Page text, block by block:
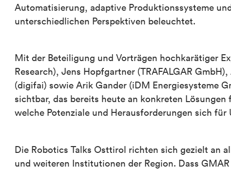
Automatisierung, adaptive Produktionssysteme
unterschiedlichen Perspektiven beleuchtet.
Mit der Beteiligung und Vorträgen hochkarätiger
Research), Jens Hopfgartner (TRAFALGAR
(digifai) sowie Arik Gander (iDM Energiesysteme
sichtbar, das bereits heute an konkreten
welche Potenziale und Herausforderungen sich
Die Robotics Talks Osttirol richten sich gezielt an
und weiteren Institutionen der Region. Dass